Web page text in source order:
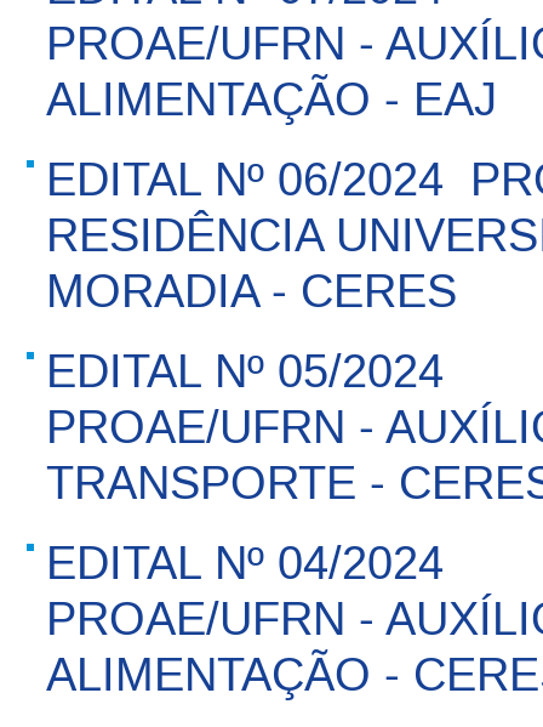
PROAE/UFRN -
ALIMENTAÇÃO - EAJ
EDITAL Nº 06/2024 
RESIDÊNCIA
MORADIA - CERES
EDITAL Nº 05/2024 
PROAE/UFRN -
TRANSPORTE -
EDITAL Nº 04/2024 
PROAE/UFRN -
ALIMENTAÇÃO -